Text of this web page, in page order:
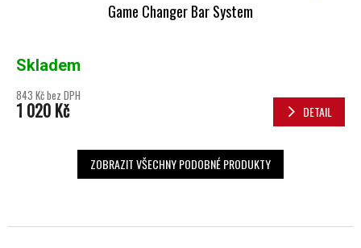
Game Changer Bar System
Skladem
843 Kč bez DPH
1 020 Kč DETAIL
ZOBRAZIT VŠECHNY PODOBNÉ PRODUKTY